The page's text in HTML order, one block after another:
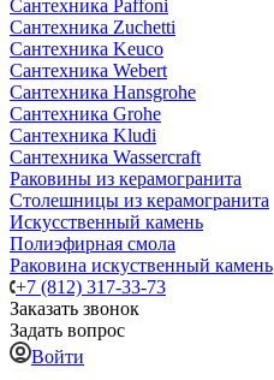
Сантехника Paffoni
Сантехника Zuchetti
Сантехника Keuco
Сантехника Webert
Сантехника Hansgrohe
Сантехника Grohe
Сантехника Kludi
Сантехника Wassercraft
Раковины из керамогранита
Столешницы из керамогранита
Искусственный камень
Полиэфирная смола
Раковина искуственный камень
+7 (812) 317-33-73
Заказать звонок
Задать вопрос
Войти